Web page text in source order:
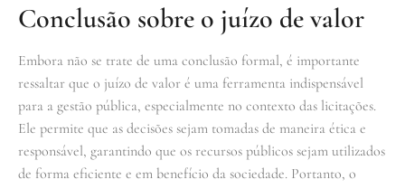
Conclusão sobre o juízo de valor
Embora não se trate de uma conclusão formal, é importante
ressaltar que o juízo de valor é uma ferramenta indispensável
para a gestão pública, especialmente no contexto das licitações.
Ele permite que as decisões sejam tomadas de maneira ética e
responsável, garantindo que os recursos públicos sejam utilizados
de forma eficiente e em benefício da sociedade. Portanto, o